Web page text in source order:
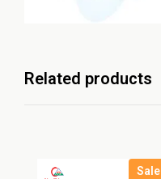
Related products
Sale